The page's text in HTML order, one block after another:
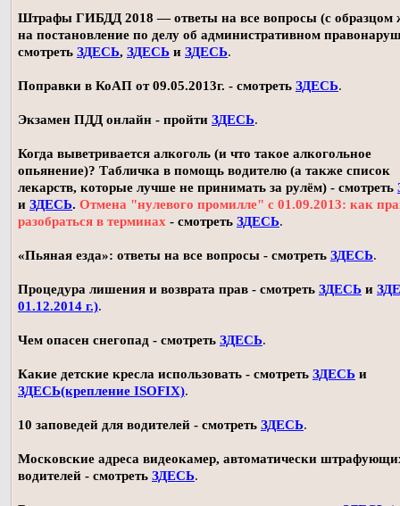
Штрафы ГИБДД 2018 — ответы на все вопросы (с образцом
на постановление по делу об административном
смотреть ЗДЕСЬ, ЗДЕСЬ и ЗДЕСЬ.
Поправки в КоАП от 09.05.2013г. - смотреть ЗДЕСЬ.
Экзамен ПДД онлайн - пройти ЗДЕСЬ.
Когда выветривается алкоголь (и что такое алкогольное
опьянение)? Табличка в помощь водителю (а также список
лекарств, которые лучше не принимать за рулём) - смотреть
и ЗДЕСЬ. Отмена "нулевого промилле" с 01.09.2013: как
разобраться в терминах - смотреть ЗДЕСЬ.
«Пьяная езда»: ответы на все вопросы - смотреть ЗДЕСЬ.
Процедура лишения и возврата прав - смотреть ЗДЕСЬ и
01.12.2014 г.).
Чем опасен снегопад - смотреть ЗДЕСЬ.
Какие детские кресла использовать - смотреть ЗДЕСЬ и
ЗДЕСЬ(крепление ISOFIX).
10 заповедей для водителей - смотреть ЗДЕСЬ.
Московские адреса видеокамер, автоматически
водителей - смотреть ЗДЕСЬ.